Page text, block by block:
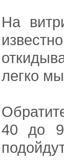
На
легко
40 до